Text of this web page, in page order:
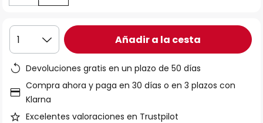
1 Añadir a la cesta
Devoluciones gratis en un plazo de 50 días
Compra ahora y paga en 30 días o en 3 plazos con
Klarna
Excelentes valoraciones en Trustpilot